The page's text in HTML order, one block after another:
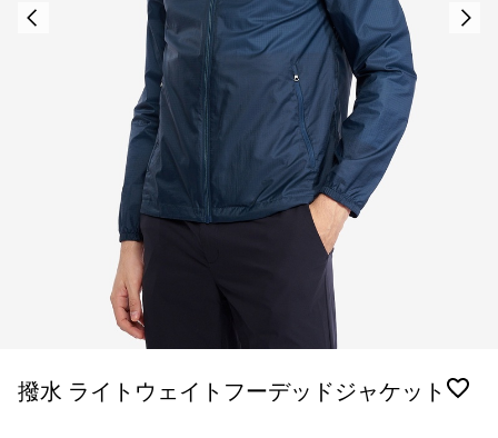
撥水 ライトウェイトフーデッドジャケット